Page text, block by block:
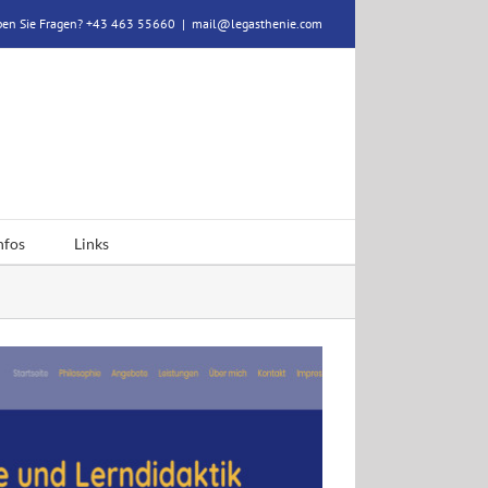
Sie Fragen? +43 463 55660 | mail@legasthenie.com
Links